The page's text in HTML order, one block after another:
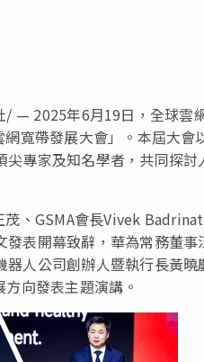
/ — 2025年6月19日，全球雲
寬帶發展大會」。本屆大
專家及知名學者，共同探
、GSMA會長Vivek
發表開幕致辭，華為常務董
器人公司創辦人暨執行長黃
向發表主題演講。